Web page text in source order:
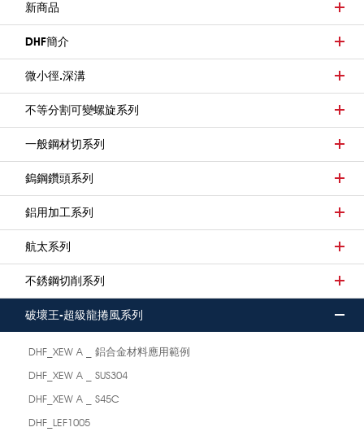
新商品
DHF簡介
微小徑.深溝
不等分割可變螺旋系列
一般鋼材切系列
鎢鋼鑽頭系列
鋁用加工系列
航太系列
不銹鋼切削系列
破壞王-超級龍捲風系列
DHF_XEW A _ 鋁合金材料應用範例
DHF_XEW A _ SUS304
DHF_XEW A _ S45C
DHF_LEF1005